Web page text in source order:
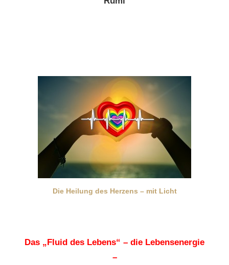
Die Heilung des Herzens – mit Licht
Das „Fluid des Lebens“ – die Lebensenergie
–